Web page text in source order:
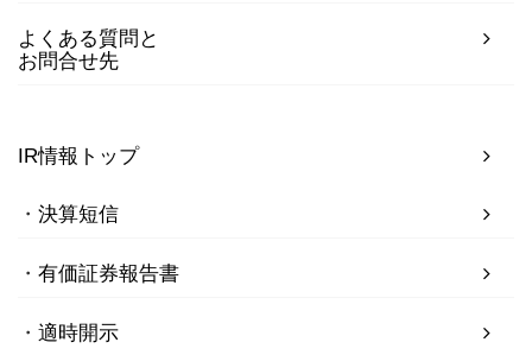
よくある質問と
お問合せ先
IR情報トップ
決算短信
有価証券報告書
適時開示